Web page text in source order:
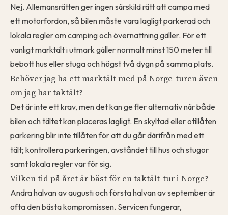
Nej. Allemansrätten ger ingen särskild rätt att campa med
ett motorfordon, så bilen måste vara lagligt parkerad och
lokala regler om camping och övernattning gäller. För ett
vanligt marktält i utmark gäller normalt minst 150 meter till
bebott hus eller stuga och högst två dygn på samma plats.
Behöver jag ha ett marktält med på Norge-turen även
om jag har taktält?
Det är inte ett krav, men det kan ge fler alternativ när både
bilen och tältet kan placeras lagligt. En skyltad eller otillåten
parkering blir inte tillåten för att du går därifrån med ett
tält; kontrollera parkeringen, avståndet till hus och stugor
samt lokala regler var för sig.
Vilken tid på året är bäst för en taktält-tur i Norge?
Andra halvan av augusti och första halvan av september är
ofta den bästa kompromissen. Servicen fungerar,